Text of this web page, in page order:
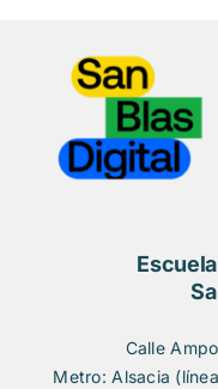
Calle
Metro: Alsacia